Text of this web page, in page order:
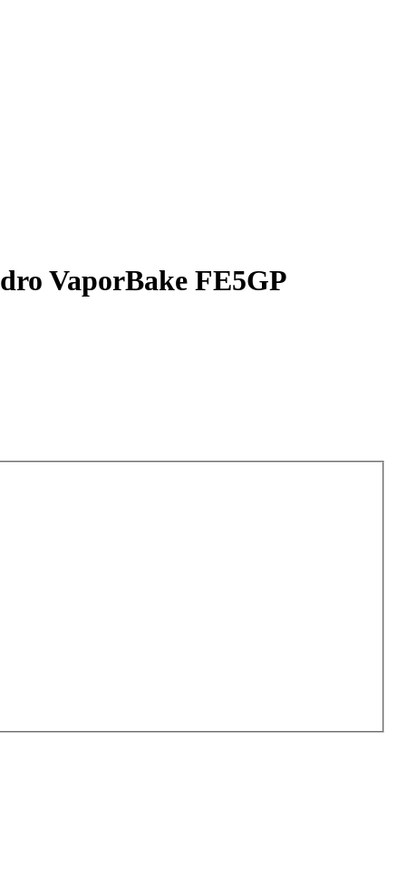
VaporBake FE5GP